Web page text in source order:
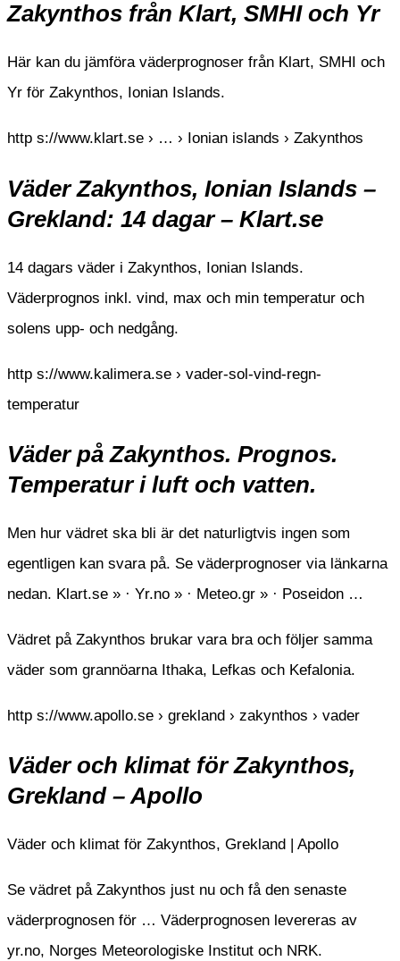
Zakynthos från Klart, SMHI och Yr
Här kan du jämföra väderprognoser från Klart, SMHI och
Yr för Zakynthos, Ionian Islands.
http s://www.klart.se › … › Ionian islands › Zakynthos
Väder Zakynthos, Ionian Islands –
Grekland: 14 dagar – Klart.se
14 dagars väder i Zakynthos, Ionian Islands.
Väderprognos inkl. vind, max och min temperatur och
solens upp- och nedgång.
http s://www.kalimera.se › vader-sol-vind-regn-
temperatur
Väder på Zakynthos. Prognos.
Temperatur i luft och vatten.
Men hur vädret ska bli är det naturligtvis ingen som
egentligen kan svara på. Se väderprognoser via länkarna
nedan. Klart.se » · Yr.no » · Meteo.gr » · Poseidon …
Vädret på Zakynthos brukar vara bra och följer samma
väder som grannöarna Ithaka, Lefkas och Kefalonia.
http s://www.apollo.se › grekland › zakynthos › vader
Väder och klimat för Zakynthos,
Grekland – Apollo
Väder och klimat för Zakynthos, Grekland | Apollo
Se vädret på Zakynthos just nu och få den senaste
väderprognosen för … Väderprognosen levereras av
yr.no, Norges Meteorologiske Institut och NRK.